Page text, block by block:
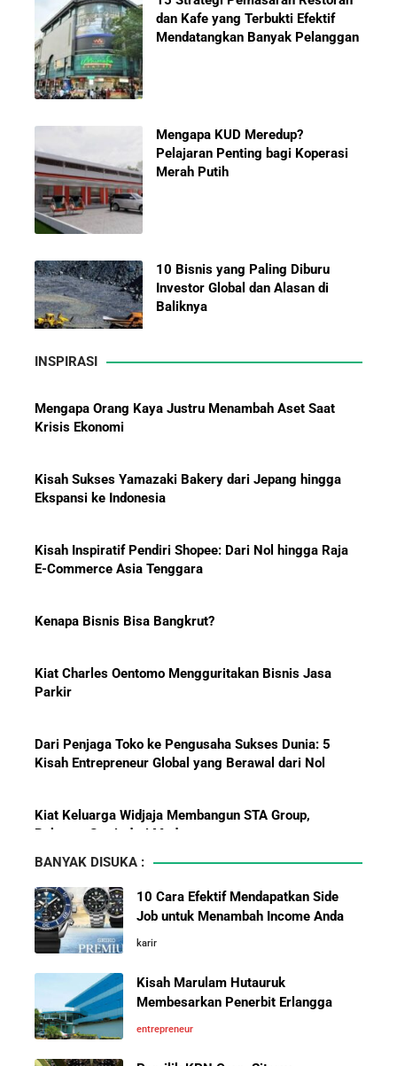
dan Kafe yang Terbukti Efektif
Mendatangkan Banyak Pelanggan
Mengapa KUD Meredup?
Pelajaran Penting bagi Koperasi
Merah Putih
10 Bisnis yang Paling Diburu
Investor Global dan Alasan di
Baliknya
Hadiah Piala Dunia 2026: Berapa
Menjadi Revolusi Baru Energi
Nasional dan Menekan Impor
Pelajaran Karier dari Lionel
Bisnis-Bisnis dan Pendapatan
Achraf Hakimi, Bintang Sepak
Menaklukkan Eropa
Investor Asing Incar Take Over
Besar
INSPIRASI
Krisis Ekonomi
Kisah Sukses Yamazaki Bakery dari Jepang hingga
Ekspansi ke Indonesia
Kisah Inspiratif Pendiri Shopee: Dari Nol hingga Raja
E-Commerce Asia Tenggara
Kenapa Bisnis Bisa Bangkrut?
Parkir
Dari Penjaga Toko ke Pengusaha Sukses Dunia: 5
Kisah Entrepreneur Global yang Berawal dari Nol
Kiat Keluarga Widjaja Membangun STA Group,
Raksasa Sawit dari Medan
5 Karakter yang Membuat Bisnis Tidak Pernah Maju,
Wajib Dihindari Pengusaha
10 Hambatan Utama Pemasaran yang Tidak Bisa
Diselesaikan oleh AI
Cara Menggunakan Canva di ChatGPT untuk
Mendesain Presentasi Secara Cepat dan Mudah
5 Pelajaran Hidup dari Pendiri Traveloka untuk Anak
BANYAK DISUKA :
10 Cara Efektif Mendapatkan Side
Job untuk Menambah Income Anda
karir
Kisah Marulam Hutauruk
Membesarkan Penerbit Erlangga
entrepreneur